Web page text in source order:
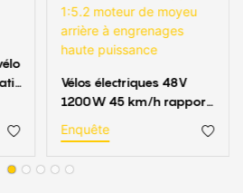
Vélos électriques 48V
1200W 45 km/h rapport
arrière à engrenages
haute puissance
Enquête